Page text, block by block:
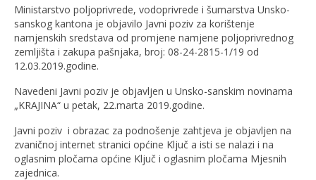
Ministarstvo poljoprivrede, vodoprivrede i šumarstva Unsko-
sanskog kantona je objavilo Javni poziv za korištenje
namjenskih sredstava od promjene namjene poljoprivrednog
zemljišta i zakupa pašnjaka, broj: 08-24-2815-1/19 od
12.03.2019.godine.
Navedeni Javni poziv je objavljen u Unsko-sanskim novinama
„KRAJINA“ u petak, 22.marta 2019.godine.
Javni poziv i obrazac za podnošenje zahtjeva je objavljen na
zvaničnoj internet stranici općine Ključ a isti se nalazi i na
oglasnim pločama općine Ključ i oglasnim pločama Mjesnih
zajednica.